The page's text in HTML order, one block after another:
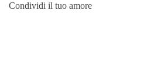
Condividi il tuo amore